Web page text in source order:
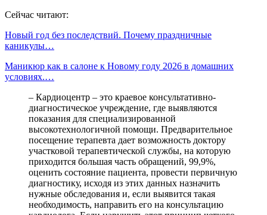
Сейчас читают:
Новый год без последствий. Почему праздничные
каникулы…
Маникюр как в салоне к Новому году 2026 в домашних
условиях.…
– Кардиоцентр – это краевое консультативно-
диагностическое учреждение, где выявляются
показания для специализированной
высокотехнологичной помощи. Предварительное
посещение терапевта дает возможность доктору
участковой терапевтической службы, на которую
приходится большая часть обращений, 99,9%,
оценить состояние пациента, провести первичную
диагностику, исходя из этих данных назначить
нужные обследования и, если выявится такая
необходимость, направить его на консультацию